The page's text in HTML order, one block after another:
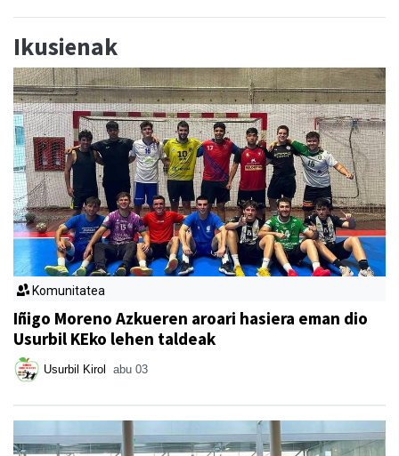
Ikusienak
Komunitatea
Iñigo Moreno Azkueren aroari hasiera eman dio
Usurbil KEko lehen taldeak
Usurbil Kirol abu 03